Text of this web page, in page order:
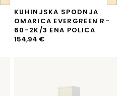
KUHINJSKA SPODNJA
OMARICA EVERGREEN R-
60-2K/3 ENA POLICA
154,94 €